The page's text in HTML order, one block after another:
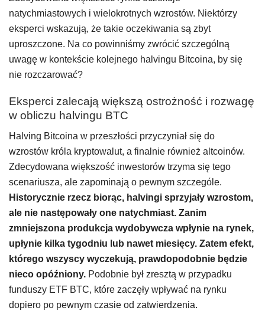
natychmiastowych i wielokrotnych wzrostów. Niektórzy
eksperci wskazują, że takie oczekiwania są zbyt
uproszczone. Na co powinniśmy zwrócić szczególną
uwagę w kontekście kolejnego halvingu Bitcoina, by się
nie rozczarować?
Eksperci zalecają większą ostrożność i rozwagę
w obliczu halvingu BTC
Halving Bitcoina w przeszłości przyczyniał się do
wzrostów króla kryptowalut, a finalnie również altcoinów.
Zdecydowana większość inwestorów trzyma się tego
scenariusza, ale zapominają o pewnym szczególe.
Historycznie rzecz biorąc, halvingi sprzyjały wzrostom,
ale nie następowały one natychmiast. Zanim
zmniejszona produkcja wydobywcza wpłynie na rynek,
upłynie kilka tygodniu lub nawet miesięcy. Zatem efekt,
którego wszyscy wyczekują, prawdopodobnie będzie
nieco opóźniony. Podobnie był zresztą w przypadku
funduszy ETF BTC, które zaczęły wpływać na rynku
dopiero po pewnym czasie od zatwierdzenia.